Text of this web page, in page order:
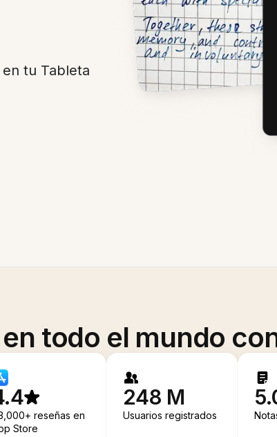
tu Tableta
todo el mundo
reseñas en
Store
248 M
Usuarios registrados